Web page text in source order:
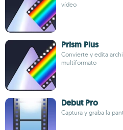
vídeo
Prism Plus
Convierte y edita
multiformato
Debut Pro
Captura y graba la